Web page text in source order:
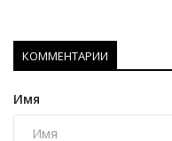
КОММЕНТАРИИ
Имя